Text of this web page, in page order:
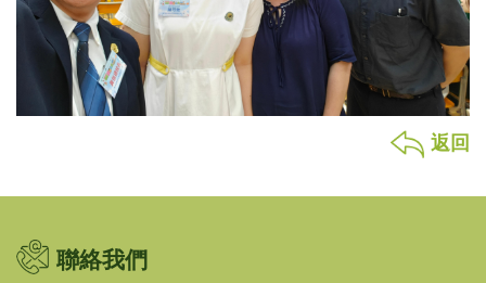
返回
聯絡我們